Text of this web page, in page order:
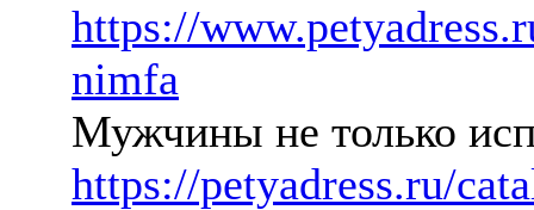
https://
nimfa
Мужчины не только
https://petyadress.ru/